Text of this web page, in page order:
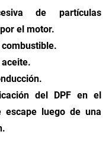
de partículas
el motor.
del DPF en el
escape luego de una